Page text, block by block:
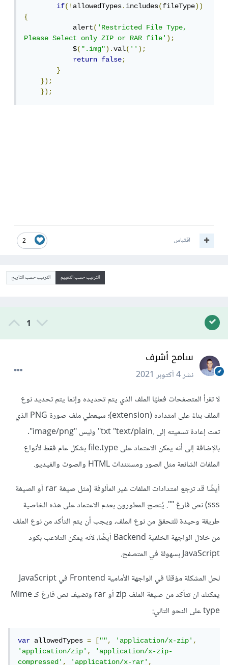
if(!allowedTypes.includes(fileType))
{
            alert
('Restricted File Type,
Please Select only ZIP or RAR file');
            $
(".img").val('');
return
false;
}
});
});
2 اقتباس
الترتيب حسب التقييم الترتيب حسب التاريخ
1
سامح أشرف
نشر4 أكتوبر 2021
لا تقرأ المتصفحات فعليًا الملف الذي يتم تحديده وإنما يتم تحديد نوع
الملف بناءً على امتداده (extension)؛ سيعطي ملف صورة PNG الذي
تمت إعادة تسميته إلى .txt "text/plain" وليس "image/png".
بالإضافة إلى أنه يمكن الاعتماد على file.type بشكل عام فقط لأنواع
الملفات الشائعة مثل الصور ومستندات HTML والصوت والفيديو.
أيضًا قد ترجع امتدادات الملفات غير المألوفة (مثل صيغة rar أو الصيغة
sss) نص فارغ "". يُنصح المطورون بعدم الاعتماد على هذه الخاصية
طريقة وحيدة للتحقق من نوع الملف، ويجب أن يتم التأكد من نوع الملف
من خلال الواجهة الخلفية Backend أيضًا، لأنه يمكن التلاعب بكود
JavaScript بسهولة في المتصفح.
لحل المشكلة مؤقتًا في الواجهة الأمامية Frontend في JavaScript
يمكنك ان تتأكد من صيغة الملف zip أو rar وتضيف نص فارغ كـ Mime
type على النحو التالي:
var allowedTypes = ["", 'application/x-zip',
'application/zip',
'application/x-zip-
compressed', 'application/x-rar',